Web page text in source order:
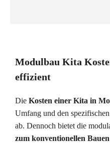
Modulbau Kita
effizient
Die Kosten einer Kita in
Umfang und den
ab. Dennoch bietet die
zum konventionellen